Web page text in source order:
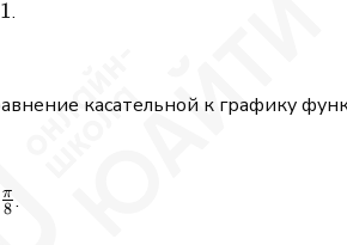
1.
касательной к графику
8
π .